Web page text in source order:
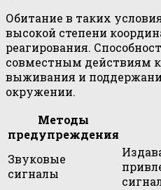
Обитание в таких
высокой степени
реагирования.
совместным действиям
выживания и
окружении.
Методы
предупреждения
Звуковые
сигналы